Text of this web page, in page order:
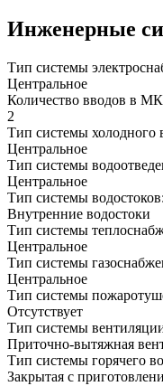
Инженерные
Тип системы
Центральное
Количество вводов в
2
Тип системы холодного
Центральное
Тип системы
Центральное
Тип системы водостоков:
Внутренние водостоки
Тип системы
Центральное
Тип системы
Центральное
Тип системы
Отсутствует
Тип системы
Приточно-вытяжная
Тип системы горячего
Закрытая с